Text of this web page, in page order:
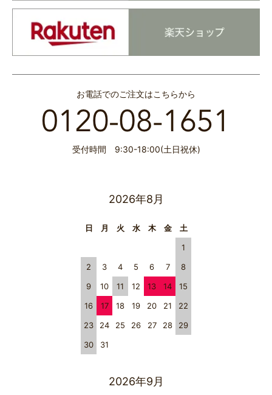
お電話でのご注文はこちらから
受付時間 9:30-18:00(土日祝休)
2026年8月
日 月 火 水 木 金
土
1
2
3 4 5 6 7
8
9
10 11 12 13 14
15
16
17 18 19 20 21
22
23
24 25 26 27 28
29
30
31
2026年9月